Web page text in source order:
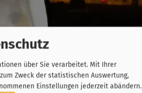
über Sie verarbeitet. Mit Ihrer
Zweck der statistischen Auswertung,
Einstellungen jederzeit abändern.